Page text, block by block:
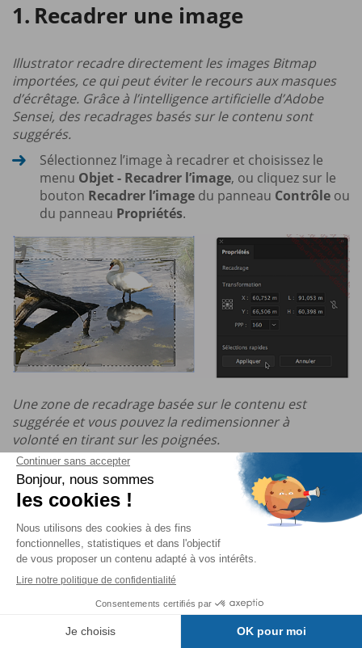
Recadrer une image
Illustrator recadre directement les images Bitmap
importées, ce qui peut éviter le recours aux masques
d’écrêtage. Grâce à l’intelligence artificielle d’Adobe
Sensei, des recadrages basés sur le contenu sont
suggérés.
Sélectionnez l’image à recadrer et choisissez le
menu Objet - Recadrer l’image, ou cliquez sur le
bouton Recadrer l’image du panneau Contrôle ou
du panneau Propriétés.
Une zone de recadrage basée sur le contenu est
suggérée et vous pouvez la redimensionner à
volonté en tirant sur les poignées.
Pour valider, appuyez sur le bouton
Répéter une transformation
Cette fonction vous permet de répéter une
transformation déjà effectuée sur le même objet ou
sur un objet différent.
Appliquez une transformation de votre choix à un
Table des matières